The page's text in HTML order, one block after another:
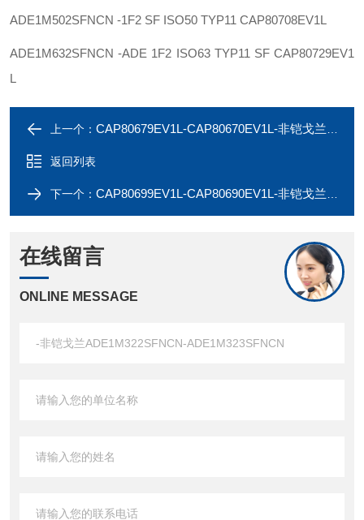
ADE1M502SFNCN -1F2 SF ISO50 TYP11 CAP80708EV1L
ADE1M632SFNCN -ADE 1F2 ISO63 TYP11 SF CAP80729EV1
L
上一个： CAP80679EV1L-CAP80670EV1L-非铠戈兰ADE1M252SFNCN-ADE1M253SFNCN
返回列表
下一个： CAP80699EV1L-CAP80690EV1L-非铠戈兰ADE1M402SFNCN-ADE1M403SFNCN
在线留言
ONLINE MESSAGE